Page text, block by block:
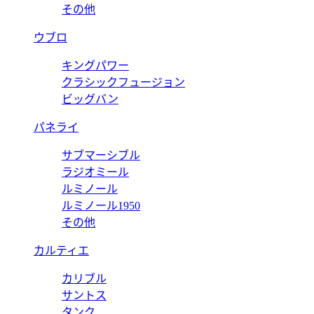
その他
ウブロ
キングパワー
クラシックフュージョン
ビッグバン
パネライ
サブマーシブル
ラジオミール
ルミノール
ルミノール1950
その他
カルティエ
カリブル
サントス